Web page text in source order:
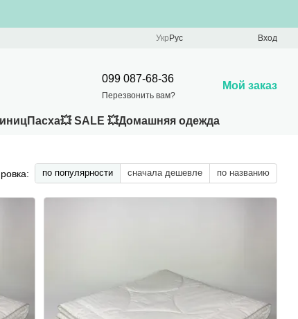
Укр Рус Вход
099 087-68-36
Перезвонить вам?
Мой заказ
Пасха💥 SALE 💥Домашняя одежда
по популярности сначала дешевле по названию